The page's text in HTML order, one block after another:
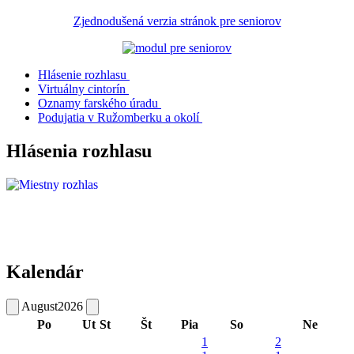
Zjednodušená verzia stránok pre seniorov
Hlásenie rozhlasu
Virtuálny cintorín
Oznamy farského úradu
Podujatia v Ružomberku a okolí
Hlásenia rozhlasu
Kalendár
August2026
Po
Ut St Št Pia So Ne
1
2